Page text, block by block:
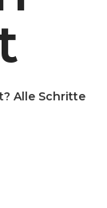
Alle Schritte